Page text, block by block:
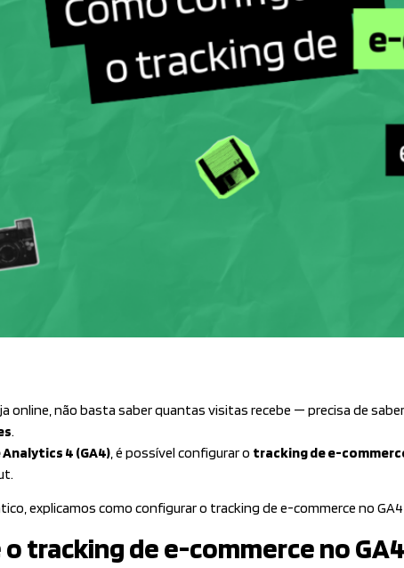
online, não basta saber quantas visitas recebe — precisa de saber
.
4 (GA4) , é possível configurar o tracking de e-
explicamos como configurar o tracking de e-commerce no
o tracking de e-commerce no